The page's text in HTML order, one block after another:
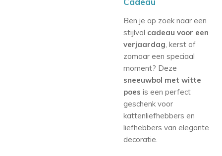
Ben je op zoek naar een
stijlvol cadeau voor een
verjaardag, kerst of
zomaar een speciaal
moment? Deze
sneeuwbol met witte
poes is een perfect
geschenk voor
kattenliefhebbers en
liefhebbers van elegante
decoratie.